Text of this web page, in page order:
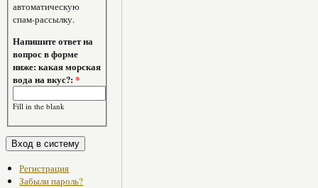
автоматическую
спам-рассылку.
Напишите ответ на
вопрос в форме
ниже: какая морская
вода на вкус?:*
Fill in the blank
Регистрация
Забыли пароль?